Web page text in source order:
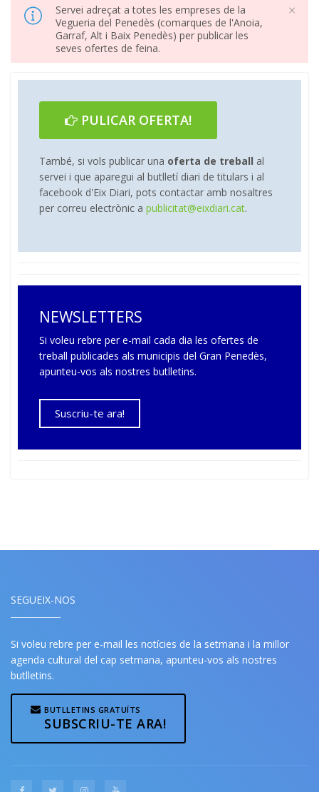
×
Servei adreçat a totes les empreses de la
Vegueria del Penedès (comarques de l'Anoia,
Garraf, Alt i Baix Penedès) per publicar les
seves ofertes de feina.
PULICAR OFERTA!
També, si vols publicar una oferta de treball al
servei i que aparegui al butlletí diari de titulars i al
facebook d'Eix Diari, pots contactar amb nosaltres
per correu electrònic a publicitat@eixdiari.cat.
NEWSLETTERS
Si voleu rebre per e-mail cada dia les ofertes de
treball publicades als municipis del Gran Penedès,
apunteu-vos als nostres butlletins.
Suscriu-te ara!
SEGUEIX-NOS
Si voleu rebre per e-mail les notícies de la setmana i la millor
agenda cultural del cap setmana, apunteu-vos als nostres
butlletins.
BUTLLETINS GRATUÏTS
SUBSCRIU-TE ARA!